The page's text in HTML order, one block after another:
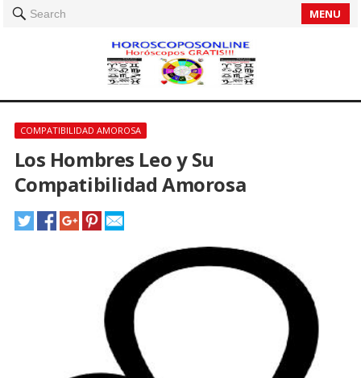
Search MENU
COMPATIBILIDAD AMOROSA
Los Hombres Leo y Su
Compatibilidad Amorosa